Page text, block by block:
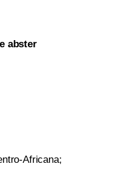
abster
Africana;